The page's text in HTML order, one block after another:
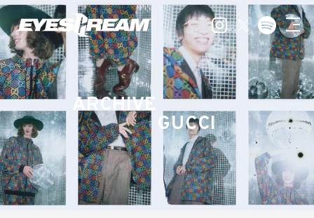
ARCHIVE
GUCCI